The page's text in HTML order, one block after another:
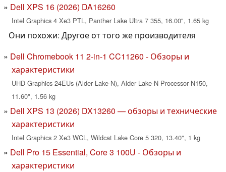
Dell XPS 16 (2026) DA16260
Intel Graphics 4 Xe3 PTL, Panther Lake Ultra 7 355, 16.00", 1.65 kg
Они похожи: Другое от того же производителя
Dell Chromebook 11 2-in-1 CC11260 - Обзоры и
характеристики
UHD Graphics 24EUs (Alder Lake-N), Alder Lake-N Processor N150,
11.60", 1.56 kg
Dell XPS 13 (2026) DX13260 — обзоры и технические
характеристики
Intel Graphics 2 Xe3 WCL, Wildcat Lake Core 5 320, 13.40", 1 kg
Dell Pro 15 Essential, Core 3 100U - Обзоры и
характеристики